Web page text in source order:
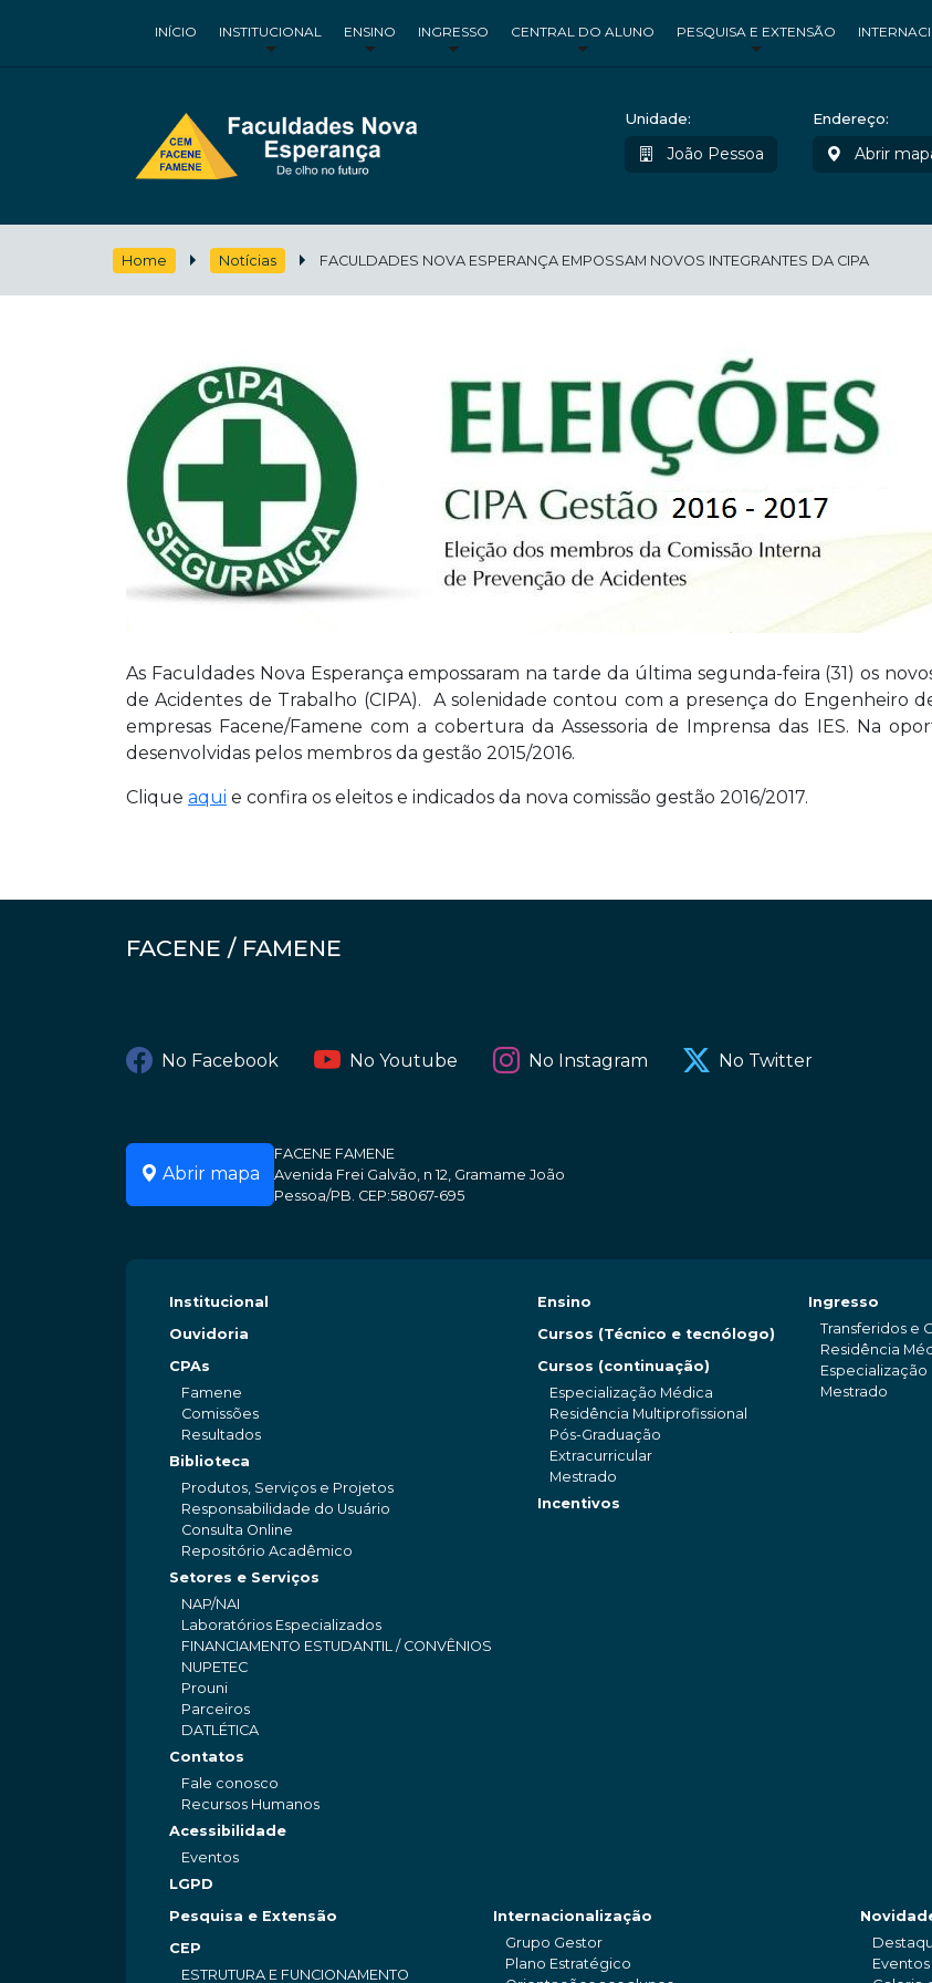
INÍCIO INSTITUCIONAL ENSINO INGRESSO CENTRAL DO ALUNO PESQUISA E EXTENSÃO
Unidade:
João Pessoa
Endereço:
Abrir
Home Notícias FACULDADES NOVA ESPERANÇA EMPOSSAM NOVOS INTEGRANTES DA CIPA
As Faculdades Nova Esperança empossaram na tarde da última segunda-feira (31) os
de Acidentes de Trabalho (CIPA). A solenidade contou com a presença do Engenheiro
empresas Facene/Famene com a cobertura da Assessoria de Imprensa das IES. Na
desenvolvidas pelos membros da gestão 2015/2016.
Clique aqui e confira os eleitos e indicados da nova comissão gestão 2016/2017.
FACENE / FAMENE
No Facebook No Youtube No Instagram No Twitter
Abrir mapa
FACENE FAMENE
Avenida Frei Galvão, n 12, Gramame João
Pessoa/PB. CEP:58067-695
Institucional
Ouvidoria
CPAs
Famene
Comissões
Resultados
Biblioteca
Produtos, Serviços e Projetos
Responsabilidade do Usuário
Consulta Online
Repositório Acadêmico
Setores e Serviços
NAP/NAI
Laboratórios Especializados
FINANCIAMENTO ESTUDANTIL / CONVÊNIOS
NUPETEC
Prouni
Parceiros
DATLÉTICA
Contatos
Fale conosco
Recursos Humanos
Acessibilidade
Eventos
LGPD
Ensino
Cursos (Técnico e tecnólogo)
Cursos (continuação)
Especialização Médica
Residência Multiprofissional
Pós-Graduação
Extracurricular
Mestrado
Incentivos
Ingresso
Transferidos e
Residência
Especialização
Mestrado
Pesquisa e Extensão
CEP
ESTRUTURA E FUNCIONAMENTO
Internacionalização
Grupo Gestor
Plano Estratégico
Eventos